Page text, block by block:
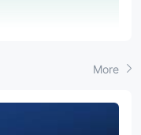
37
54
More